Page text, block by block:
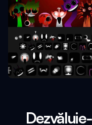
Sprunki Phase 10